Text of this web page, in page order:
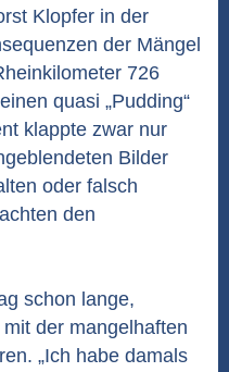
Klopfer in der
der Mängel
726
quasi „Pudding“
klappte zwar nur
Bilder
oder falsch
den
schon lange,
der mangelhaften
„Ich habe damals